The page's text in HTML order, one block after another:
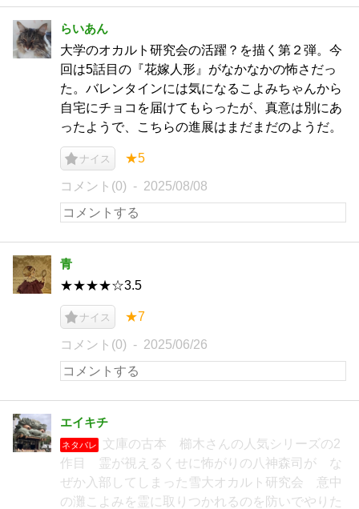
らいあん
大学のオカルト研究会の活躍？を描く第２弾。今
回は5話目の『花嫁人形』がなかなかの怖さだっ
た。バレンタインには気になるこよみちゃんから
自宅にチョコを届けてもらったが、真意は別にあ
ったようで、こちらの進展はまだまだのようだ。
ナイス ★5
コメント(0) 2025/08/08
青
★★★★☆3.5
ナイス ★7
コメント(0) 2025/06/26
エイキチ
ネタバレ
文庫の古本 櫛木さんの人気シリーズの2
作目 霊が視えるくせに怖がりの八神森司が な
ぜか入部してしまった雪大オカルト研究会 意中
の灘こよみを霊に取りつかれるのを防いでやりた